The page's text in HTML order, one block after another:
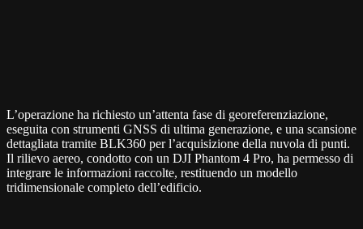
L’operazione ha richiesto un’attenta fase di georeferenziazione,
eseguita con strumenti GNSS di ultima generazione, e una scansione
dettagliata tramite BLK360 per l’acquisizione della nuvola di punti.
Il rilievo aereo, condotto con un DJI Phantom 4 Pro, ha permesso di
integrare le informazioni raccolte, restituendo un modello
tridimensionale completo dell’edificio.